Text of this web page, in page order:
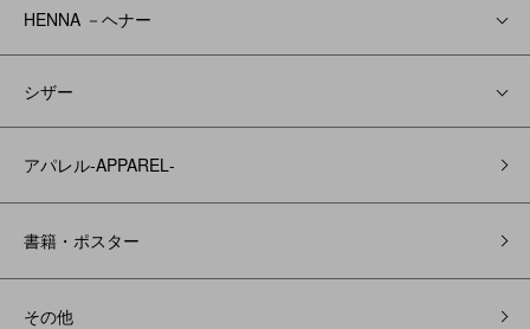
HENNA －ヘナー
シザー
アパレル‐APPAREL‐
書籍・ポスター
その他